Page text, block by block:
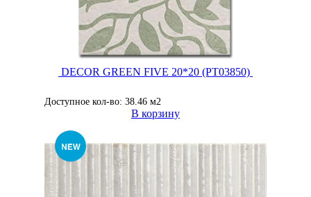
DECOR GREEN FIVE 20*20 (PT03850)
Доступное кол-во: 38.46 м2
В корзину